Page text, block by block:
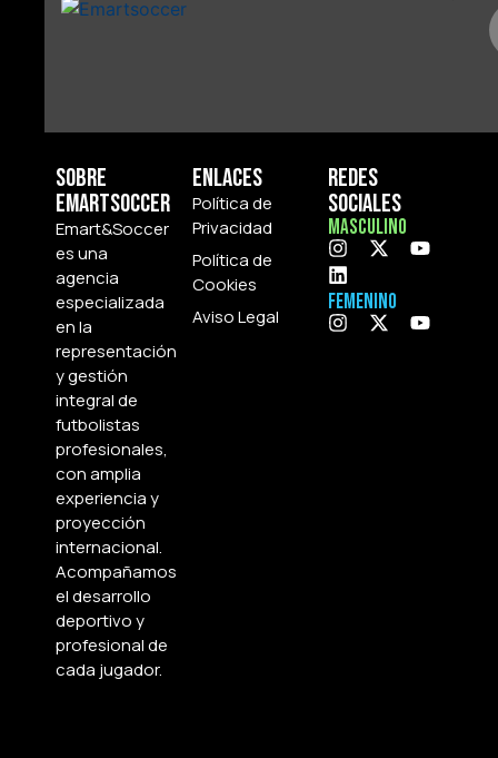
Sobre
Emartsoccer
Emart&Soccer
es una
agencia
especializada
en la
representación
y gestión
integral de
futbolistas
profesionales,
con amplia
experiencia y
proyección
internacional.
Acompañamos
el desarrollo
deportivo y
profesional de
cada jugador.
Enlaces
Política de
Privacidad
Política de
Cookies
Aviso Legal
Redes
Sociales
Masculino
Femenino